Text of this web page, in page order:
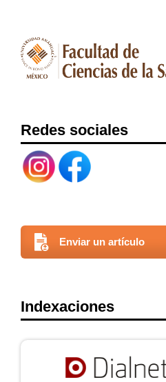
Redes sociales
Enviar un artículo
Indexaciones